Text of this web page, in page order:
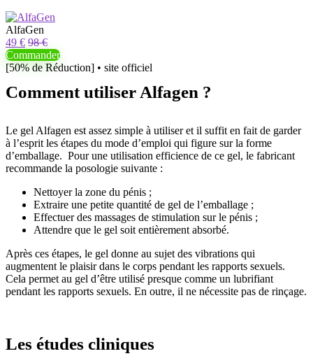
AlfaGen
49 € 98 €
Commander
[50% de Réduction] • site officiel
Comment utiliser Alfagen ?
Le gel Alfagen est assez simple à utiliser et il suffit en fait de garder
à l’esprit les étapes du mode d’emploi qui figure sur la forme
d’emballage. Pour une utilisation efficience de ce gel, le fabricant
recommande la posologie suivante :
Nettoyer la zone du pénis ;
Extraire une petite quantité de gel de l’emballage ;
Effectuer des massages de stimulation sur le pénis ;
Attendre que le gel soit entièrement absorbé.
Après ces étapes, le gel donne au sujet des vibrations qui
augmentent le plaisir dans le corps pendant les rapports sexuels.
Cela permet au gel d’être utilisé presque comme un lubrifiant
pendant les rapports sexuels. En outre, il ne nécessite pas de rinçage.
Les études cliniques